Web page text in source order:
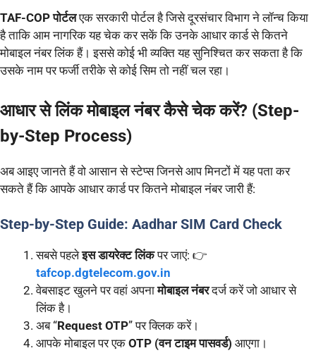
TAF-COP पोर्टलएक सरकारी पोर्टल है जिसे दूरसंचार विभाग ने लॉन्च किया
है ताकि आम नागरिक यह चेक कर सकें कि उनके आधार कार्ड से कितने
मोबाइल नंबर लिंक हैं। इससे कोई भी व्यक्ति यह सुनिश्चित कर सकता है कि
उसके नाम पर फर्जी तरीके से कोई सिम तो नहीं चल रहा।
आधार से लिंक मोबाइल नंबर कैसे चेक करें? (Step-
by-Step Process)
अब आइए जानते हैं वो आसान से स्टेप्स जिनसे आप मिनटों में यह पता कर
सकते हैं कि आपके आधार कार्ड पर कितने मोबाइल नंबर जारी हैं:
Step-by-Step Guide: Aadhar SIM Card Check
सबसे पहलेइस डायरेक्ट लिंकपर जाएं: 👉
tafcop.dgtelecom.gov.in
वेबसाइट खुलने पर वहां अपनामोबाइल नंबरदर्ज करें जो आधार से
लिंक है।
अब “Request OTP” पर क्लिक करें।
आपके मोबाइल पर एक OTP (वन टाइम पासवर्ड) आएगा।